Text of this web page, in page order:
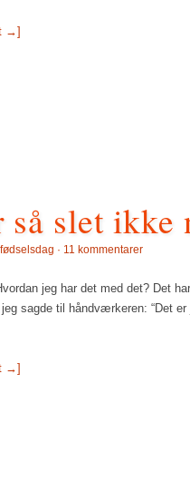
→]
så slet
fødselsdag · 11 kommentarer
jeg har det med det? Det
sagde til håndværkeren: “Det
→]